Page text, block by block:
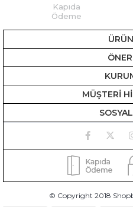
Kapıda
Ödeme
MÜŞTERİ
© Copyright 2018